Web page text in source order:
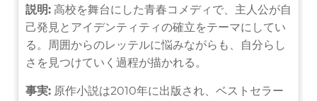
説明: 高校を舞台にした青春コメディで、主人公が自
己発見とアイデンティティの確立をテーマにしてい
る。周囲からのレッテルに悩みながらも、自分らし
さを見つけていく過程が描かれる。
事実: 原作小説は2010年に出版され、ベストセラー